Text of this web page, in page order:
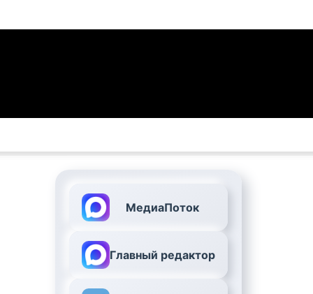
МедиаПоток
Главный редактор